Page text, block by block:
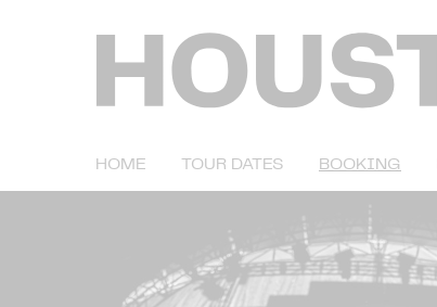
HOME TOUR DATES BOOKING